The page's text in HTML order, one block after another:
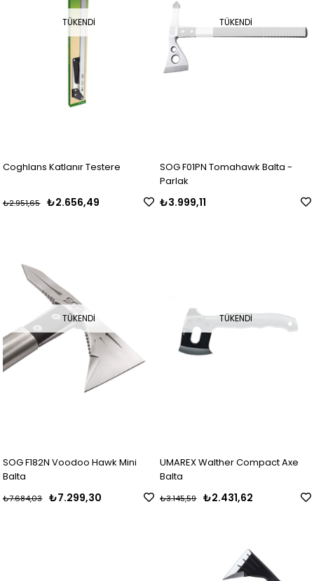
TÜKENDI
Coghlans Katlanır Testere
₺2.656,49
₺2.951,65
TÜKENDI
SOG F01PN Tomahawk Balta -
Parlak
₺3.999,11
TÜKENDI
SOG F182N Voodoo Hawk Mini
Balta
₺7.299,30
₺7.684,03
TÜKENDI
UMAREX Walther Compact Axe
Balta
₺2.431,62
₺3.145,59